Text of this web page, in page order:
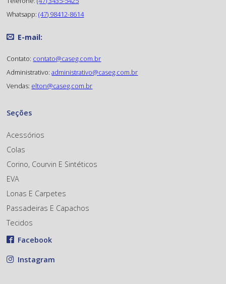
Whatsapp:(47) 98412-8614
E-mail:
Contato: contato@caseg.com.br
Administrativo:administrativo@caseg.com.br
Vendas: elton@caseg.com.br
Seções
Acessórios
Colas
Corino, Courvin E Sintéticos
EVA
Lonas E Carpetes
Passadeiras E Capachos
Tecidos
Facebook
Instagram